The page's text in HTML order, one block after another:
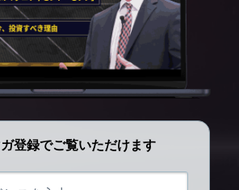
登録でご覧いただけます